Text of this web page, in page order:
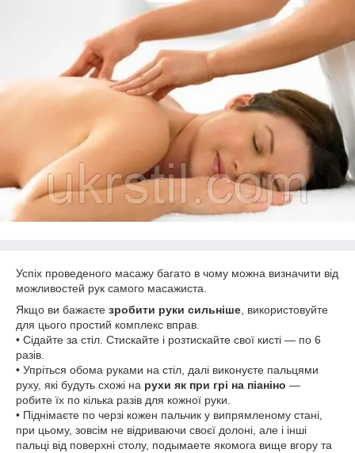
Успіх проведеного масажу багато в чому можна визначити від
можливостей рук самого масажиста.
Якщо ви бажаєте зробити руки сильніше , використовуйте
для цього простий комплекс вправ.
• Сідайте за стіл. Стискайте і розтискайте свої кисті — по 6
разів.
• Упріться обома руками на стіл, далі виконуєте пальцями
руху, які будуть схожі на рухи як при грі на піаніно —
робите їх по кілька разів для кожної руки.
• Піднімаєте по черзі кожен пальчик у випрямленому стані,
при цьому, зовсім не відриваючи своєї долоні, але і інші
пальці від поверхні столу, подымаете якомога вище вгору та